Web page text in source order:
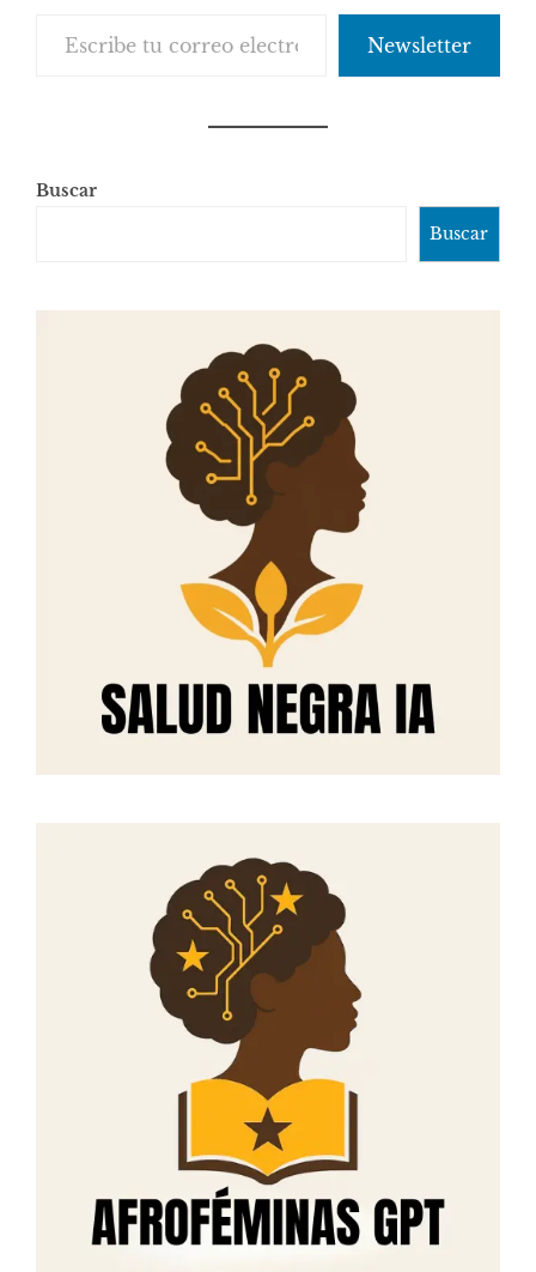
Newsletter
Buscar
Buscar